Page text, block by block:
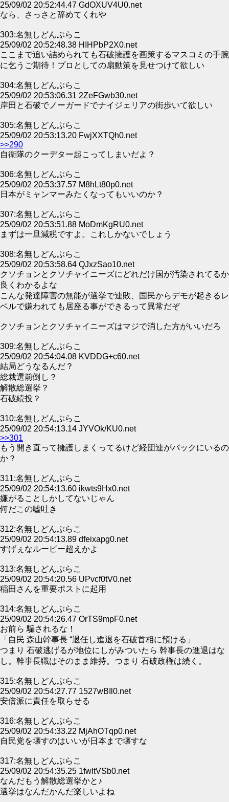
25/09/02 20:52:44.47 GdOXUV4U0.net
なら、さっさと辞めてくれや
303:名無しどんぶらこ
25/09/02 20:52:48.38 HIHPbP2X0.net
ここまで追い詰められても石破擁護を画策するマスコミの手腕
に乞うご期待！プロとしての扇動策を見せつけて欲しい
304:名無しどんぶらこ
25/09/02 20:53:06.31 2ZeFGwb30.net
岸田と石破でノーガードでナイジェリアの街歩いて欲しい
305:名無しどんぶらこ
25/09/02 20:53:13.20 FwjXXTQh0.net
>>290
自衛隊のクーデター起こってしまいだよ？
306:名無しどんぶらこ
25/09/02 20:53:37.57 M8hLt80p0.net
日本がミャンマーみたくなってもいいのか？
307:名無しどんぶらこ
25/09/02 20:53:51.88 MoDmKgRU0.net
まずは一旦減税ですよ。これしかないでしょう
308:名無しどんぶらこ
25/09/02 20:53:58.64 QJxzSao10.net
クソチョンとクソチャイニーズにどれだけ国が汚染されてるか
良くわかるよな
こんな発達障害の無能が選挙で連敗、国民からデモが起きるレ
ベルで嫌われても居座る事ができるって異常だぞ
クソチョンとクソチャイニーズはマジで消した方がいいだろ
309:名無しどんぶらこ
25/09/02 20:54:04.08 KVDDG+c60.net
結局どうなるんだ？
総裁選前倒し？
解散総選挙？
石破続投？
310:名無しどんぶらこ
25/09/02 20:54:13.14 JYVOk/KU0.net
>>301
もう開き直って擁護しまくってるけど経団連がバックにいるの
か？
311:名無しどんぶらこ
25/09/02 20:54:13.60 ikwts9Hx0.net
嫌がることしかしてないじゃん
何だこの嘘吐き
312:名無しどんぶらこ
25/09/02 20:54:13.89 dfeixapg0.net
すげぇなルーピー超えかよ
313:名無しどんぶらこ
25/09/02 20:54:20.56 UPvcf0tV0.net
稲田さんを重要ポストに起用
314:名無しどんぶらこ
25/09/02 20:54:26.47 OrTS9mpF0.net
お前ら 騙されるな！
「自民 森山幹事長 “退任し進退を石破首相に預ける」
つまり 石破逃げるが地位にしがみついたら 幹事長の進退はな
し。幹事長職はそのまま維持。つまり 石破政権は続く。
315:名無しどんぶらこ
25/09/02 20:54:27.77 1527wBIl0.net
安倍派に責任を取らせる
316:名無しどんぶらこ
25/09/02 20:54:33.22 MjAhOTqp0.net
自民党を壊すのはいいが日本まで壊すな
317:名無しどんぶらこ
25/09/02 20:54:35.25 1fwltVSb0.net
なんだもう解散総選挙かと♪
選挙はなんだかんだ楽しいよね